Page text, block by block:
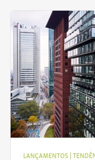
LANÇAMENTOS |